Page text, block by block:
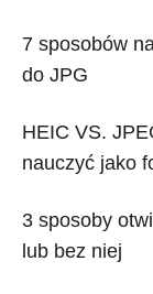
7 sposobów
do JPG
HEIC VS.
nauczyć jako
3 sposoby
lub bez niej